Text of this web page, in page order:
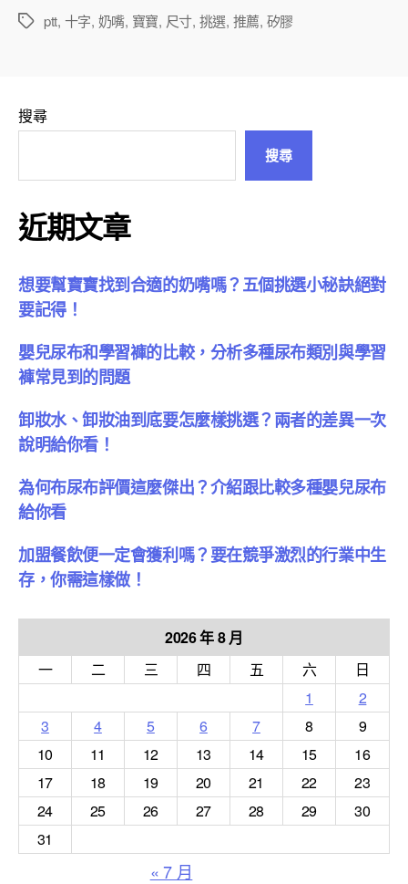
標
ptt, 十字, 奶嘴, 寶寶, 尺寸, 挑選, 推薦, 矽膠
搜尋
搜尋
近期文章
想要幫寶寶找到合適的奶嘴嗎？五個挑選小秘訣絕對
要記得！
嬰兒尿布和學習褲的比較，分析多種尿布類別與學習
褲常見到的問題
卸妝水、卸妝油到底要怎麼樣挑選？兩者的差異一次
說明給你看！
為何布尿布評價這麼傑出？介紹跟比較多種嬰兒尿布
給你看
加盟餐飲便一定會獲利嗎？要在競爭激烈的行業中生
存，你需這樣做！
2026 年 8 月
一
二 三 四 五 六
日
1
2
3
4 5 6 7 8
9
10
11 12 13 14 15
16
17
18 19 20 21 22
23
24
25 26 27 28 29
30
31
« 7 月